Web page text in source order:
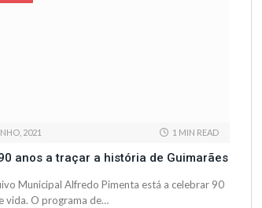
2021 1 MIN READ
anos a traçar a história de Guimarães
Municipal Alfredo Pimenta está a celebrar 90
vida. O programa de…